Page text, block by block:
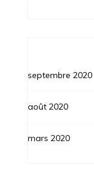
septembre 2020
août 2020
mars 2020